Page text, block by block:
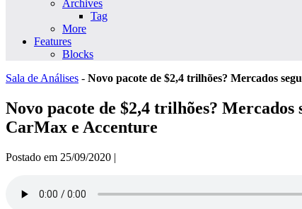
Archives
Tag
More
Features
Blocks
Sala de Análises - Novo pacote de $2,4 trilhões? Mercados
Novo pacote de $2,4 trilhões?
CarMax e Accenture
Postado em 25/09/2020 |